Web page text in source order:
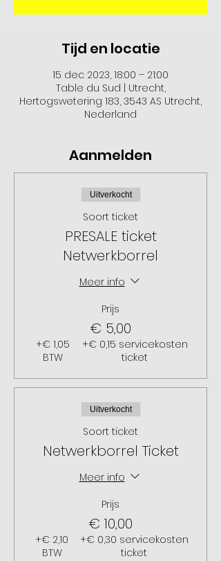
Tijd en locatie
15 dec 2023, 18:00 – 21:00
Table du Sud | Utrecht,
Hertogswetering 183, 3543 AS Utrecht,
Nederland
Aanmelden
Uitverkocht
Soort ticket
PRESALE ticket
Netwerkborrel
Meer info
Prijs
€ 5,00
+€ 1,05
BTW
+€ 0,15 servicekosten
ticket
Uitverkocht
Soort ticket
Netwerkborrel Ticket
Meer info
Prijs
€ 10,00
+€ 2,10
BTW
+€ 0,30 servicekosten
ticket